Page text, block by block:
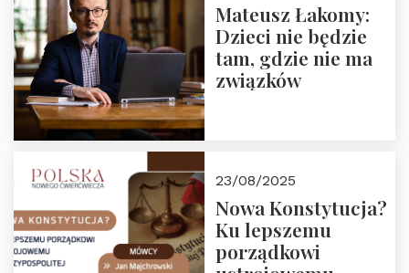
Mateusz Łakomy:
Dzieci nie będzie
tam, gdzie nie ma
związków
23/08/2025
Nowa Konstytucja?
Ku lepszemu
porządkowi